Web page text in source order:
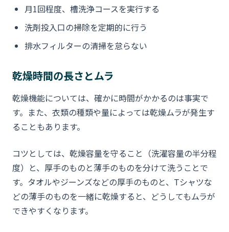
月1回程度、槽洗浄コースを実行する
洗剤投入口の掃除を定期的に行う
排水フィルターの清掃を怠らない
乾燥時間の長さとムラ
乾燥機能については、確かに時間がかかるのは事実で
す。また、衣類の種類や量によっては乾燥ムラが発生す
ることもあります。
コツとしては、乾燥容量を守ること（洗濯容量の半分程
度）と、厚手のものと薄手のものを分けて洗うことで
す。タオルやジーンズなどの厚手のものと、Tシャツな
どの薄手のものを一緒に乾燥すると、どうしてもムラが
できやすくなります。